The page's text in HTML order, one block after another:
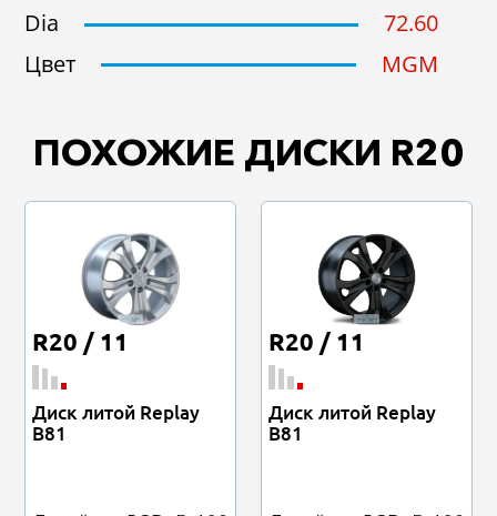
Dia
72.60
Цвет
MGM
ПОХОЖИЕ ДИСКИ R20
R20 / 11
Диск литой Replay
B81
R20 / 11
Диск литой Replay
B81